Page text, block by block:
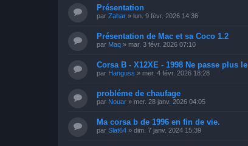
Présentation
par Zahar » lun. 9 févr. 2026 14:36
Présentation de Mac et sa Coco 1.2
par Maq » mar. 3 févr. 2026 07:10
Corsa B - X12XE - 1998 Ne passe plus
par Hanguss » mer. 4 févr. 2026 18:28
probléme de chaufage
par Nouar » mer. 28 janv. 2026 04:05
Ma corsa b de 1996 en fin de vie.
par Slat64 » dim. 7 janv. 2024 15:39